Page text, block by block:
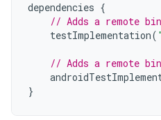
dependencies {
// Adds a remote
testImplementation(
// Adds a remote
}